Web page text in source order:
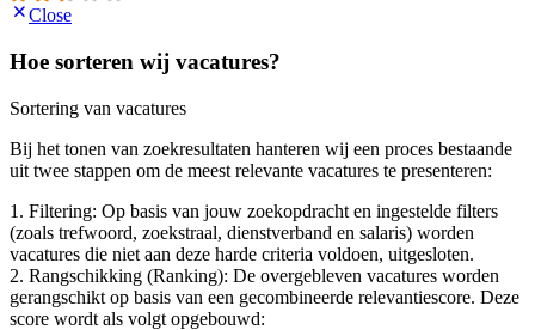
Close
Hoe sorteren wij vacatures?
Sortering van vacatures
Bij het tonen van zoekresultaten hanteren wij een proces bestaande
uit twee stappen om de meest relevante vacatures te presenteren:
1. Filtering: Op basis van jouw zoekopdracht en ingestelde filters
(zoals trefwoord, zoekstraal, dienstverband en salaris) worden
vacatures die niet aan deze harde criteria voldoen, uitgesloten.
2. Rangschikking (Ranking): De overgebleven vacatures worden
gerangschikt op basis van een gecombineerde relevantiescore. Deze
score wordt als volgt opgebouwd: